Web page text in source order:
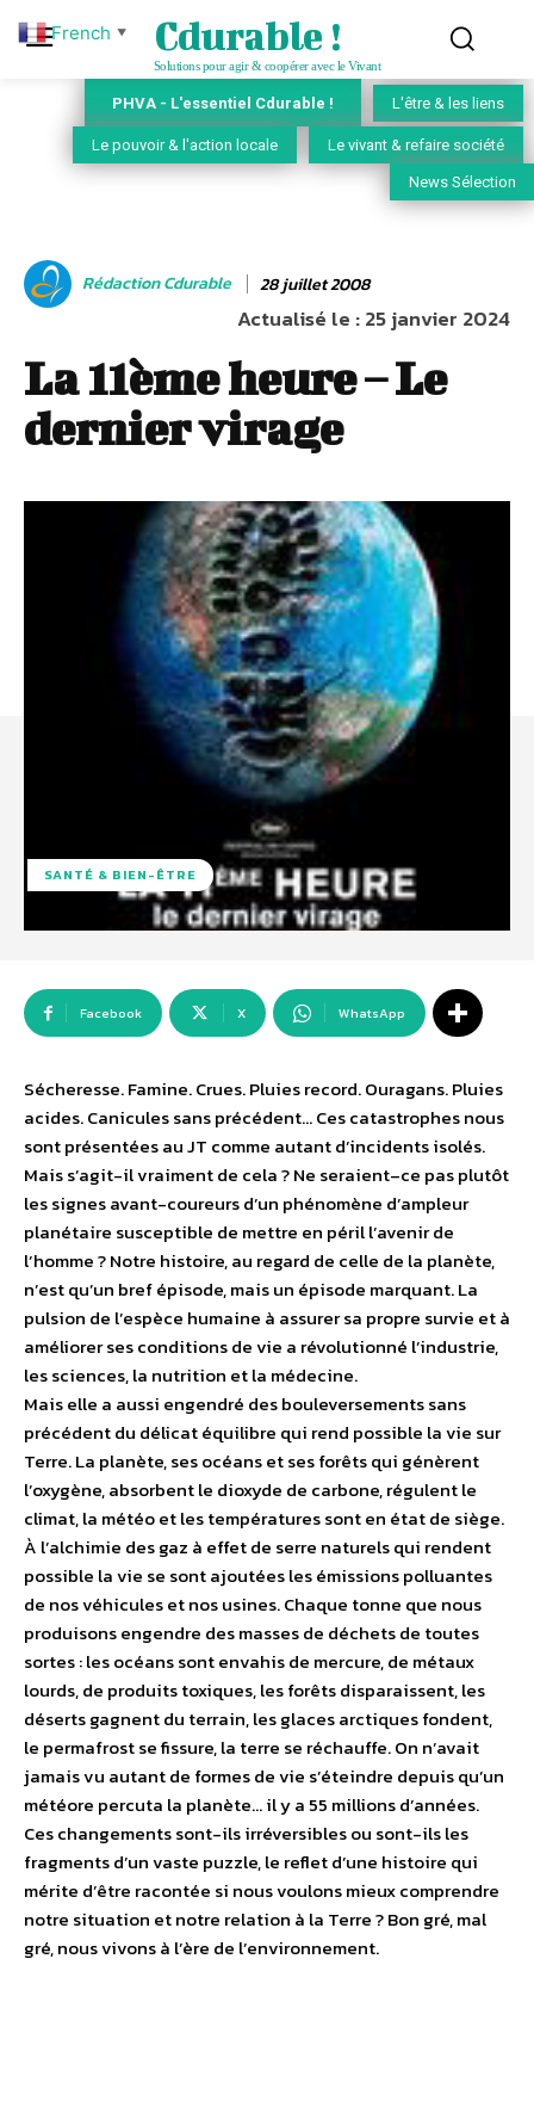
Cdurable !
Solutions pour agir & coopérer avec le Vivant
PHVA - L'essentiel Cdurable ! L'être & les liens
Le pouvoir & l'action locale Le vivant & refaire société
News Sélection
Rédaction Cdurable 28 juillet 2008
Actualisé le :25 janvier 2024
La 11ème heure – Le
dernier virage
SANTÉ & BIEN-ÊTRE
Facebook X WhatsApp
Sécheresse. Famine. Crues. Pluies record. Ouragans. Pluies
acides. Canicules sans précédent… Ces catastrophes nous
sont présentées au JT comme autant d’incidents isolés.
Mais s’agit-il vraiment de cela ? Ne seraient–ce pas plutôt
les signes avant-coureurs d’un phénomène d’ampleur
planétaire susceptible de mettre en péril l’avenir de
l’homme ? Notre histoire, au regard de celle de la planète,
n’est qu’un bref épisode, mais un épisode marquant. La
pulsion de l’espèce humaine à assurer sa propre survie et à
améliorer ses conditions de vie a révolutionné l’industrie,
les sciences, la nutrition et la médecine.
Mais elle a aussi engendré des bouleversements sans
précédent du délicat équilibre qui rend possible la vie sur
Terre. La planète, ses océans et ses forêts qui génèrent
l’oxygène, absorbent le dioxyde de carbone, régulent le
climat, la météo et les températures sont en état de siège.
À l’alchimie des gaz à effet de serre naturels qui rendent
possible la vie se sont ajoutées les émissions polluantes
de nos véhicules et nos usines. Chaque tonne que nous
produisons engendre des masses de déchets de toutes
sortes : les océans sont envahis de mercure, de métaux
lourds, de produits toxiques, les forêts disparaissent, les
déserts gagnent du terrain, les glaces arctiques fondent,
le permafrost se fissure, la terre se réchauffe. On n’avait
jamais vu autant de formes de vie s’éteindre depuis qu’un
météore percuta la planète… il y a 55 millions d’années.
Ces changements sont-ils irréversibles ou sont-ils les
fragments d’un vaste puzzle, le reflet d’une histoire qui
mérite d’être racontée si nous voulons mieux comprendre
notre situation et notre relation à la Terre ? Bon gré, mal
gré, nous vivons à l’ère de l’environnement.
French ▼